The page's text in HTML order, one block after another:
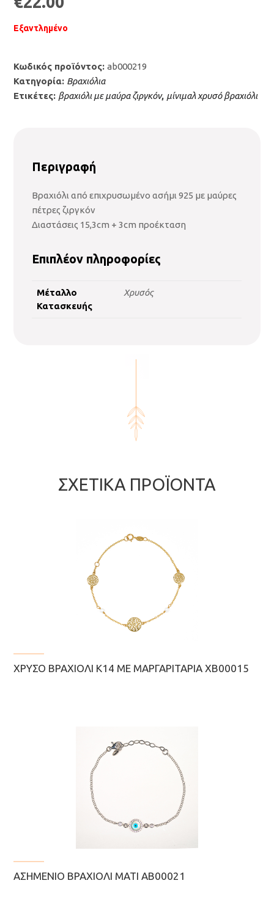
Εξαντλημένο
Κωδικός προϊόντος:ab000219
Κατηγορία: Βραχιόλια
Ετικέτες: βραχιόλι με μαύρα ζιργκόν, μίνιμαλ χρυσό βραχιόλι
Περιγραφή
Βραχιόλι από επιχρυσωμένο ασήμι 925 με μαύρες
πέτρες ζιργκόν
Διαστάσεις 15,3cm + 3cm προέκταση
Επιπλέον πληροφορίες
Μέταλλο
Κατασκευής
Χρυσός
ΣΧΕΤΙΚΆ ΠΡΟΪΌΝΤΑ
ΧΡΥΣΌ ΒΡΑΧΙΌΛΙ Κ14 ΜΕ ΜΑΡΓΑΡΙΤΆΡΙΑ ΧΒ00015
ΑΣΗΜΈΝΙΟ ΒΡΑΧΙΌΛΙ ΜΆΤΙ ΑΒ00021